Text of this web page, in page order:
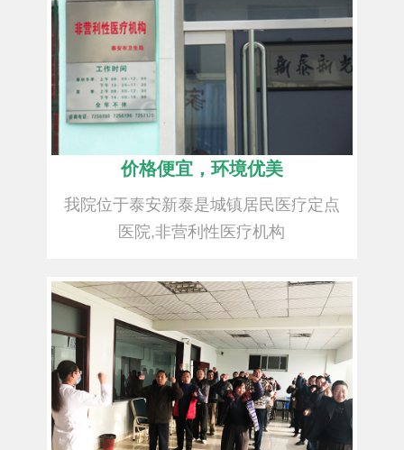
价格便宜，环境优美
我院位于泰安新泰是城镇居民医疗定点
医院,非营利性医疗机构